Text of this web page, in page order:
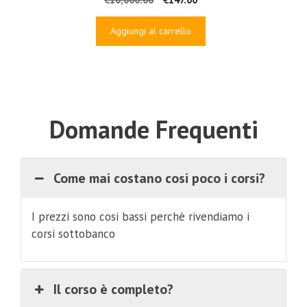
prezzo
originale
prezzo
Aggiungi al carrello
Domande Frequenti
Come mai costano cosi poco i corsi?
I prezzi sono cosi bassi perchè rivendiamo i
corsi sottobanco
Il corso è completo?